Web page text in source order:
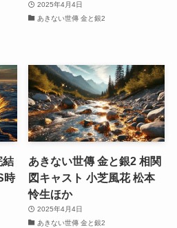
2025年4月4日
あきない世傳 金と銀2
結
時
あきない世傳 金と銀2 相関
図キャスト 小芝風花 松本
怜生ほか
2025年4月4日
あきない世傳 金と銀2